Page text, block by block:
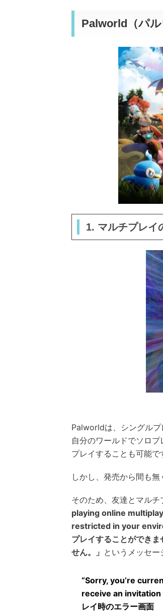
Palworld（パ
1. マルチプレイ
Palworldは、シングルプ
自分のワールドでソロ
プレイすることも可能で
しかし、発売から間も無
そのため、友達とマルチ
playing online
restricted in your
プレイすることができ
せん。」 というメッセー
“Sorry, you’re
receive an
レイ時のエラー画面